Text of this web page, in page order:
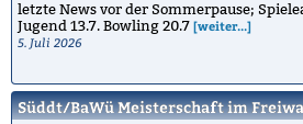
letzte News vor der Sommerpause;
Jugend 13.7. Bowling 20.7 [weiter...]
5. Juli 2026
Süddt/BaWü Meisterschaft im